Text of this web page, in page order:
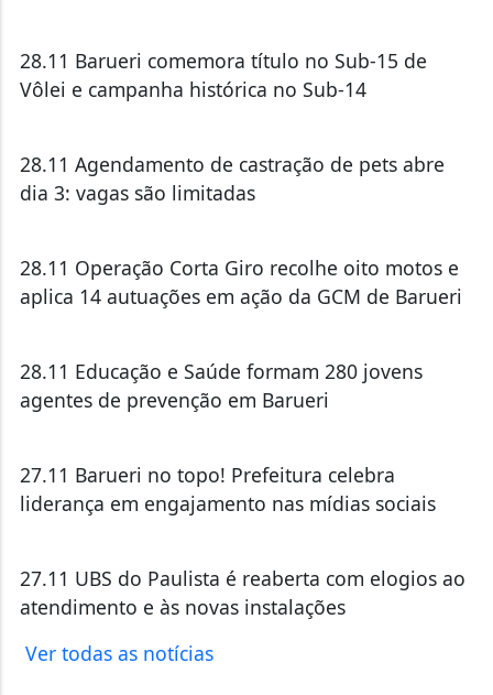
28.11 Barueri comemora título no Sub-15 de
Vôlei e campanha histórica no Sub-14
28.11 Agendamento de castração de pets abre
dia 3: vagas são limitadas
28.11 Operação Corta Giro recolhe oito motos e
aplica 14 autuações em ação da GCM de Barueri
28.11 Educação e Saúde formam 280 jovens
agentes de prevenção em Barueri
27.11 Barueri no topo! Prefeitura celebra
liderança em engajamento nas mídias sociais
27.11 UBS do Paulista é reaberta com elogios ao
atendimento e às novas instalações
Ver todas as notícias